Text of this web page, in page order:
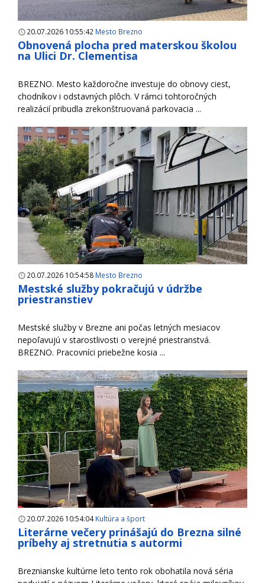
20.07.2026 10:55:42 Mesto Brezno
Obnovená plocha pred materskou školou
na Ulici Dr. Clementisa
BREZNO. Mesto každoročne investuje do obnovy ciest,
chodníkov i odstavných plôch. V rámci tohtoročných
realizácií pribudla zrekonštruovaná parkovacia ...
20.07.2026 10:54:58 Mesto Brezno
Mestské služby pokračujú v údržbe
priestranstiev
Mestské služby v Brezne ani počas letných mesiacov
nepoľavujú v starostlivosti o verejné priestranstvá.
BREZNO. Pracovníci priebežne kosia ...
20.07.2026 10:54:04Kultúra a šport
Literárne večery prinášajú do Brezna silné
príbehy aj stretnutia s autormi
Breznianske kultúrne leto tento rok obohatila nová séria